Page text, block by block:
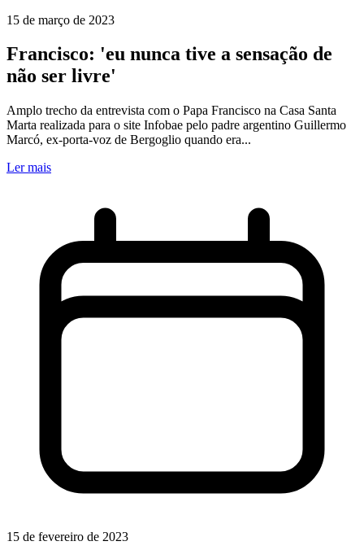
15 de março de 2023
Francisco: 'eu nunca tive a sensação de
não ser livre'
Amplo trecho da entrevista com o Papa Francisco na Casa Santa
Marta realizada para o site Infobae pelo padre argentino Guillermo
Marcó, ex-porta-voz de Bergoglio quando era...
Ler mais
15 de fevereiro de 2023